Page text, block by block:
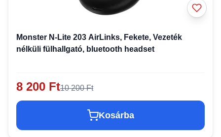
Monster N-Lite 203 AirLinks, Fekete, Vezeték
nélküli fülhallgató, bluetooth headset
8 200 Ft10 200 Ft
Kosárba